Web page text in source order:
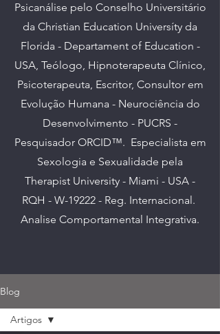
Psicanálise pelo Conselho Universitário
da Christian Education Universíty da
Florida - Departament of Education -
USA, Teólogo, Hipnoterapeuta Clínico,
Psicoterapeuta, Escritor, Consultor em
Evolução Humana - Neurociência do
Desenvolvimento - PUCRS -
Pesquisador ORCID™. Especialista em
Sexologia e Sexualidade pela
Therapist University - Miami - USA -
RQH - W-19222 - Reg. Internacional.
Analise Comportamental Integrativa.
Blog
Artigos